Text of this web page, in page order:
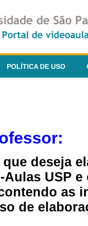
POLÍTICA DE USO
deseja
USP
as
de